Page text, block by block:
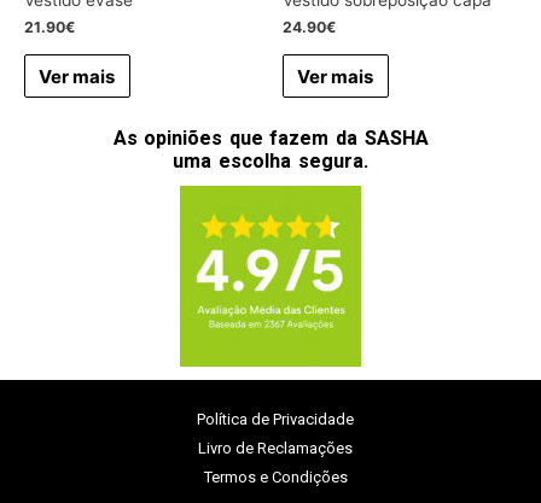
21.90€
Ver mais
24.90€
Ver mais
As opiniões que fazem da SASHA
uma escolha segura.
Política de Privacidade
Livro de Reclamações
Termos e Condições